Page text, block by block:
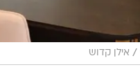
/ אילן קדוש